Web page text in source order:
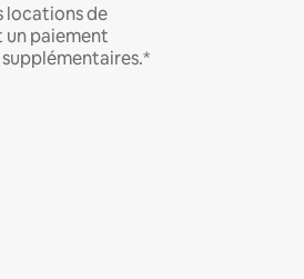
locations de
un paiement
supplémentaires.*